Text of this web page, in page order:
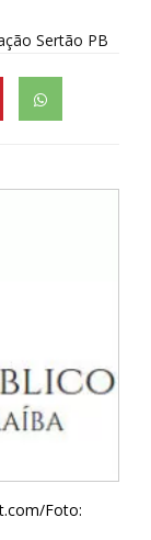
Sertão PB
Foto: